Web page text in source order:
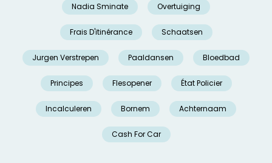
Nadia Sminate Overtuiging
Frais D'itinérance Schaatsen
Jurgen Verstrepen Paaldansen Bloedbad
Principes Flesopener État Policier
Incalculeren Bornem Achternaam
Cash For Car